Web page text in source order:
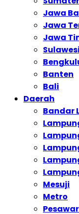
Jawa
Jawa
Jawa
Banten
Bali
Daerah
Bandar
Mesuji
Metro